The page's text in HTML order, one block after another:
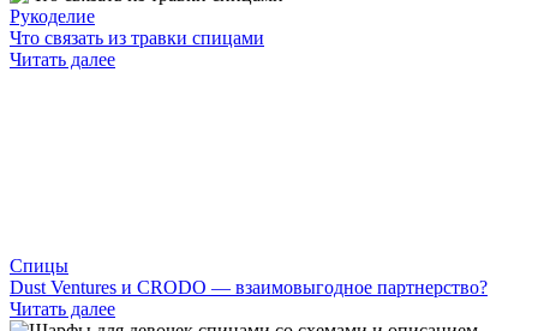
Рукоделие
Что связать из травки спицами
Читать далее
Спицы
Dust Ventures и CRODO — взаимовыгодное партнерство?
Читать далее